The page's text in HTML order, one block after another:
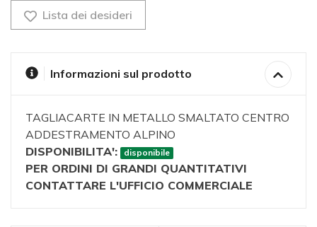
Lista dei desideri
Informazioni sul prodotto
TAGLIACARTE IN METALLO SMALTATO CENTRO
ADDESTRAMENTO ALPINO
DISPONIBILITA':
disponibile
PER ORDINI DI GRANDI QUANTITATIVI
CONTATTARE L'UFFICIO COMMERCIALE